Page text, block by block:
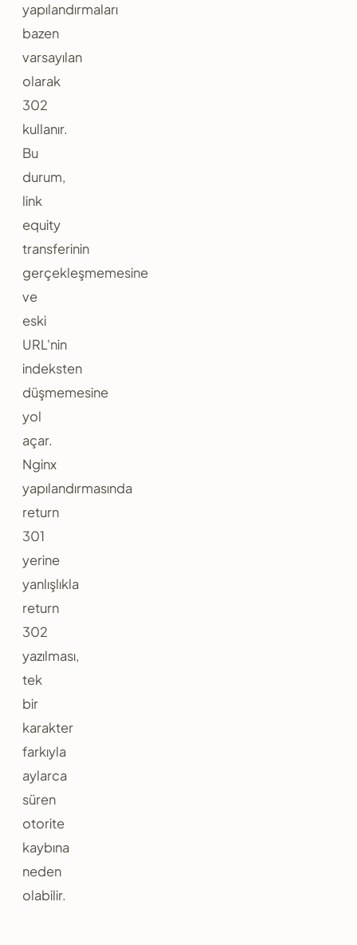
yapılandırmaları
bazen
varsayılan
olarak
302
kullanır.
Bu
durum,
link
equity
transferinin
gerçekleşmemesine
ve
eski
URL'nin
indeksten
düşmemesine
yol
açar.
Nginx
yapılandırmasında
return
301
yerine
yanlışlıkla
return
302
yazılması,
tek
bir
karakter
farkıyla
aylarca
süren
otorite
kaybına
neden
olabilir.